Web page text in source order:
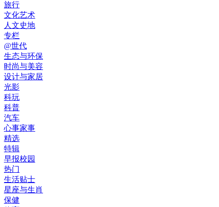
旅行
文化艺术
人文史地
专栏
@世代
生态与环保
时尚与美容
设计与家居
光影
科玩
科普
汽车
心事家事
精选
特辑
早报校园
热门
生活贴士
星座与生肖
保健